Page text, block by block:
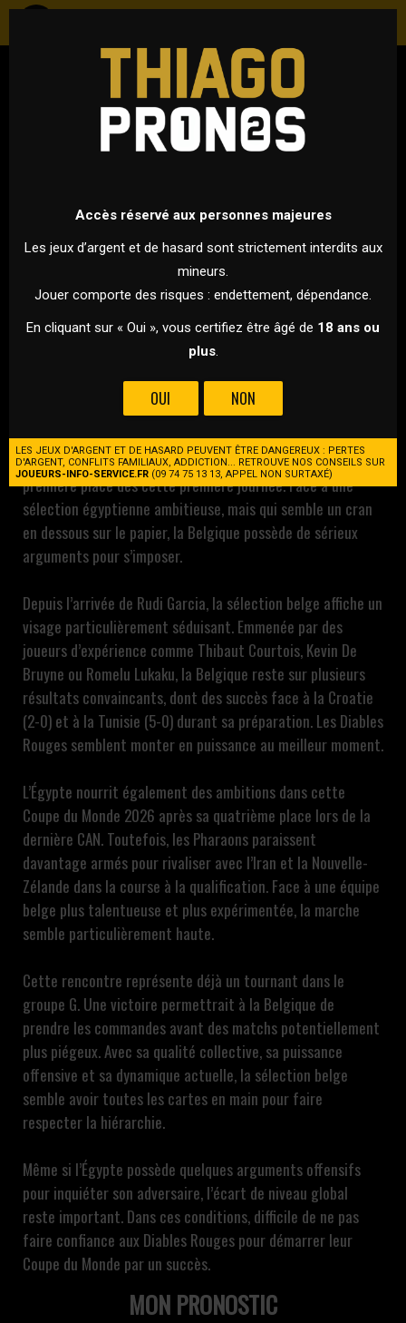
FOOTBALL
INTERNATIONAL - COUPE DU MONDE 2026
15 JUIN 2026 À 21H00
VS
POUR CE PREMIER MATCH DU GROUPE G, LA BELGIQUE
AFFRONTE L’EGYPTE !
La Belgique débute sa Coupe du Monde 2026 avec un
match important face à l’Égypte dans le groupe G.
Considérés comme les favoris de cette poule, les Diables
Rouges auront l’occasion de prendre une option sur la
première place dès cette première journée. Face à une
sélection égyptienne ambitieuse, mais qui semble un cran
en dessous sur le papier, la Belgique possède de sérieux
arguments pour s’imposer.
Depuis l’arrivée de Rudi Garcia, la sélection belge affiche un
visage particulièrement séduisant. Emmenée par des
joueurs d’expérience comme Thibaut Courtois, Kevin De
Bruyne ou Romelu Lukaku, la Belgique reste sur plusieurs
résultats convaincants, dont des succès face à la Croatie
(2-0) et à la Tunisie (5-0) durant sa préparation. Les Diables
Rouges semblent monter en puissance au meilleur moment.
L’Égypte nourrit également des ambitions dans cette
Coupe du Monde 2026 après sa quatrième place lors de la
dernière CAN. Toutefois, les Pharaons paraissent
davantage armés pour rivaliser avec l’Iran et la Nouvelle-
Zélande dans la course à la qualification. Face à une équipe
belge plus talentueuse et plus expérimentée, la marche
semble particulièrement haute.
Cette rencontre représente déjà un tournant dans le
groupe G. Une victoire permettrait à la Belgique de
prendre les commandes avant des matchs potentiellement
plus piégeux. Avec sa qualité collective, sa puissance
offensive et sa dynamique actuelle, la sélection belge
semble avoir toutes les cartes en main pour faire
respecter la hiérarchie.
Même si l’Égypte possède quelques arguments offensifs
pour inquiéter son adversaire, l’écart de niveau global
reste important. Dans ces conditions, difficile de ne pas
faire confiance aux Diables Rouges pour démarrer leur
Coupe du Monde par un succès.
MON PRONOSTIC
Accès réservé aux personnes majeures
Les jeux d’argent et de hasard sont strictement interdits aux
mineurs.
Jouer comporte des risques : endettement, dépendance.
En cliquant sur « Oui », vous certifiez être âgé de 18 ans ou
plus.
OUI NON
LES JEUX D'ARGENT ET DE HASARD PEUVENT ÊTRE DANGEREUX : PERTES
D'ARGENT, CONFLITS FAMILIAUX, ADDICTION... RETROUVE NOS CONSEILS SUR
JOUEURS-INFO-SERVICE.FR (09 74 75 13 13, APPEL NON SURTAXÉ)